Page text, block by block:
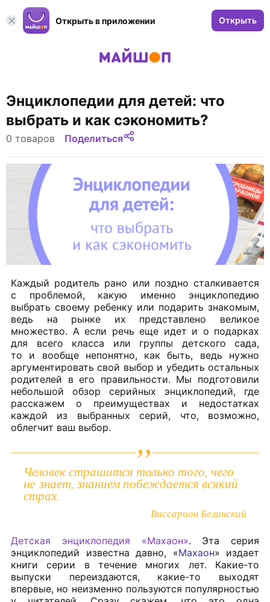
Открыть в приложении Открыть
Энциклопедии для детей: что
выбрать и как сэкономить?
0 товаров Поделиться
Каждый родитель рано или поздно сталкивается
с проблемой, какую именно энциклопедию
выбрать своему ребенку или подарить знакомым,
ведь на рынке их представлено великое
множество. А если речь еще идет и о подарках
для всего класса или группы детского сада,
то и вообще непонятно, как быть, ведь нужно
аргументировать свой выбор и убедить остальных
родителей в его правильности. Мы подготовили
небольшой обзор серийных энциклопедий, где
расскажем о преимуществах и недостатках
каждой из выбранных серий, что, возможно,
облегчит ваш выбор.
Человек страшится только того, чего
не знает, знанием побеждается всякий
страх.
Виссарион Белинский
Детская энциклопедия «Махаон». Эта серия
энциклопедий известна давно, «Махаон» издает
книги серии в течение многих лет. Какие-то
выпуски переиздаются, какие-то выходят
впервые, но неизменно пользуются популярностью